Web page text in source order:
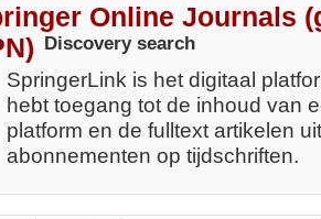
Online Journals
Discovery search
SpringerLink is het digitaal
hebt toegang tot de inhoud van
platform en de fulltext artikelen
abonnementen op tijdschriften.